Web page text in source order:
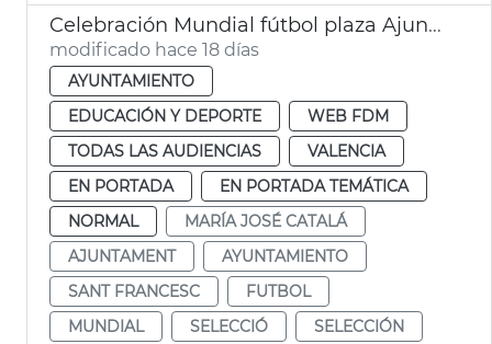
Celebración Mundial fútbol plaza Ajuntament València
modificado hace 18 días
AYUNTAMIENTO
EDUCACIÓN Y DEPORTE
WEB FDM
TODAS LAS AUDIENCIAS
VALENCIA
EN PORTADA
EN PORTADA TEMÁTICA
NORMAL
MARÍA JOSÉ CATALÁ
AJUNTAMENT
AYUNTAMIENTO
SANT FRANCESC
FUTBOL
MUNDIAL
SELECCIÓ SELECCIÓN